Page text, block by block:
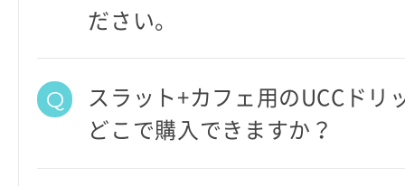
ださい。
スラット+カフェ用のUCCドリ
どこで購入できますか？